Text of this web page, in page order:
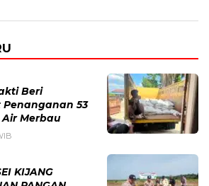
Beri
Penanganan 53
Air Merbau
KIJANG